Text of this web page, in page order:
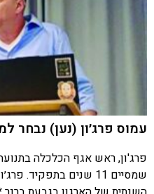
עמוס פרג׳ון (נען) נבחר
פרג'ון, ראש אגף הכלכלה
שמסיים 11 שנים